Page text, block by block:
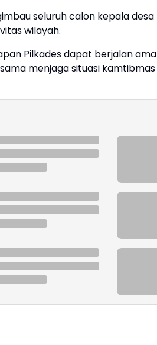
seluruh calon kepala
wilayah.
Pilkades dapat berjalan
menjaga situasi